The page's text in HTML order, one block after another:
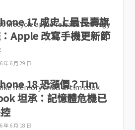
17 成史上最長壽旗
Apple 改寫手機更新節
年 6 月 29 日
18 恐漲價？Tim
坦承：記憶體危機已
年 6 月 18 日